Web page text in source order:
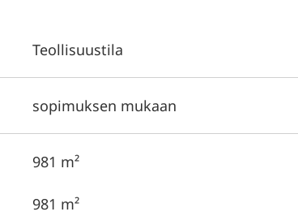
Teollisuustila
sopimuksen mukaan
981 m²
981 m²